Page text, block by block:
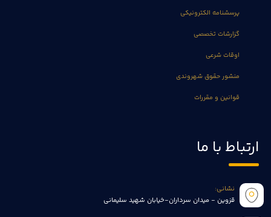
پرسشنامه الکترونیکی
گزارشات تخصصی
اوقات شرعی
منشور حقوق شهروندی
قوانین و مقررات
ارتباط با ما
نشانی:
قزوین - میدان سرداران-خیابان شهید سلیمانی